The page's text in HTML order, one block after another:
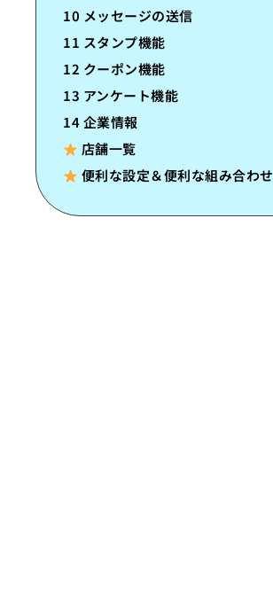
10 メッセージの送信
11 スタンプ機能
12 クーポン機能
13 アンケート機能
14 企業情報
店舗一覧
便利な設定＆便利な組み合わせ